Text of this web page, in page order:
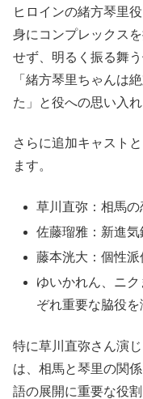
ヒロインの緒方琴里
身にコンプレックス
せず、明るく振る舞
「緒方琴里ちゃんは
た」と役への思い入
さらに追加キャスト
ます。
草川直弥：相馬
佐藤瑠雅：新進
藤本洸大：個性
ゆいかれん、ニ
ぞれ重要な脇役を
特に草川直弥さん演
は、相馬と琴里の関
語の展開に重要な役